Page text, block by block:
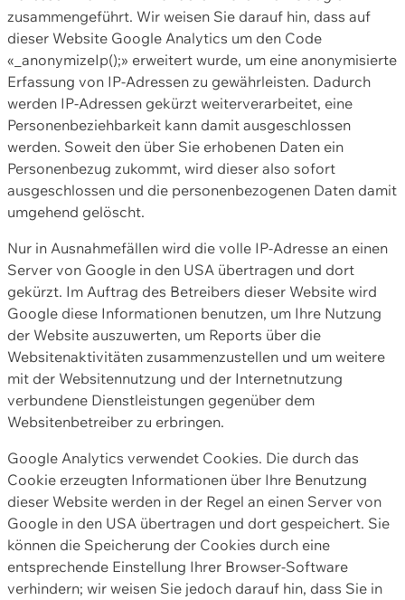
zusammengeführt. Wir weisen Sie darauf hin, dass auf
dieser Website Google Analytics um den Code
«_anonymizeIp();» erweitert wurde, um eine anonymisierte
Erfassung von IP-Adressen zu gewährleisten. Dadurch
werden IP-Adressen gekürzt weiterverarbeitet, eine
Personenbeziehbarkeit kann damit ausgeschlossen
werden. Soweit den über Sie erhobenen Daten ein
Personenbezug zukommt, wird dieser also sofort
ausgeschlossen und die personenbezogenen Daten damit
umgehend gelöscht.
Nur in Ausnahmefällen wird die volle IP-Adresse an einen
Server von Google in den USA übertragen und dort
gekürzt. Im Auftrag des Betreibers dieser Website wird
Google diese Informationen benutzen, um Ihre Nutzung
der Website auszuwerten, um Reports über die
Websitenaktivitäten zusammenzustellen und um weitere
mit der Websitennutzung und der Internetnutzung
verbundene Dienstleistungen gegenüber dem
Websitenbetreiber zu erbringen.
Google Analytics verwendet Cookies. Die durch das
Cookie erzeugten Informationen über Ihre Benutzung
dieser Website werden in der Regel an einen Server von
Google in den USA übertragen und dort gespeichert. Sie
können die Speicherung der Cookies durch eine
entsprechende Einstellung Ihrer Browser-Software
verhindern; wir weisen Sie jedoch darauf hin, dass Sie in